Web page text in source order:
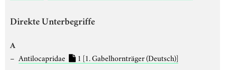
Direkte Unterbegriffe
A
Antilocapridae 1 [1. Gabelhornträger (Deutsch)]